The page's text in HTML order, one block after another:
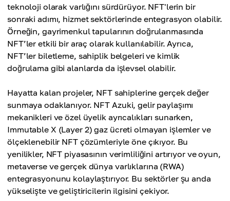
teknoloji olarak varlığını sürdürüyor. NFT'lerin bir
sonraki adımı, hizmet sektörlerinde entegrasyon olabilir.
Örneğin, gayrimenkul tapularının doğrulanmasında
NFT’ler etkili bir araç olarak kullanılabilir. Ayrıca,
NFT’ler biletleme, sahiplik belgeleri ve kimlik
doğrulama gibi alanlarda da işlevsel olabilir.
Hayatta kalan projeler, NFT sahiplerine gerçek değer
sunmaya odaklanıyor. NFT Azuki, gelir paylaşımı
mekanikleri ve özel üyelik ayrıcalıkları sunarken,
Immutable X (Layer 2) gaz ücreti olmayan işlemler ve
ölçeklenebilir NFT çözümleriyle öne çıkıyor. Bu
yenilikler, NFT piyasasının verimliliğini artırıyor ve oyun,
metaverse ve gerçek dünya varlıklarına (RWA)
entegrasyonunu kolaylaştırıyor. Bu sektörler şu anda
yükselişte ve geliştiricilerin ilgisini çekiyor.